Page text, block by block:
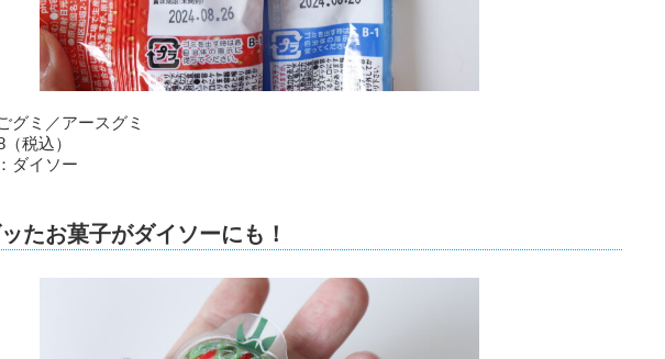
グミ／アースグミ
税込）
ダイソー
たお菓子がダイソーにも！